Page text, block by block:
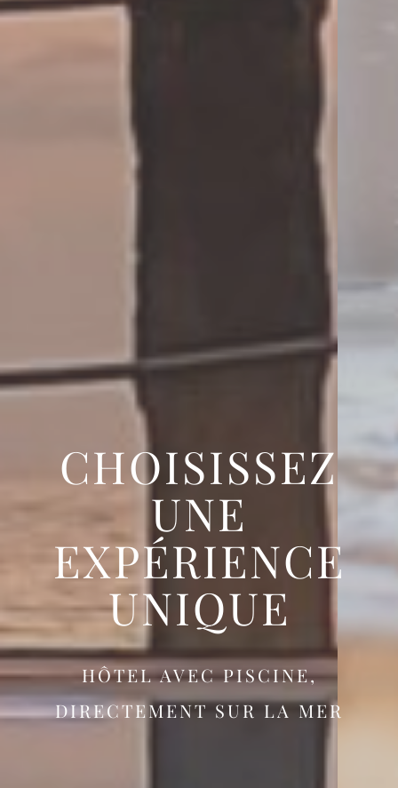
CHOISISSEZ
UNE
EXPÉRIENCE
UNIQUE
HÔTEL AVEC PISCINE,
DIRECTEMENT SUR LA MER